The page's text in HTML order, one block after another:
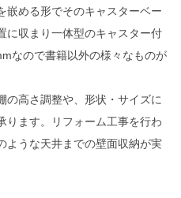
嵌める形でそのキャスターベー
に収まり一体型のキャスター付
なので書籍以外の様々なものが
の高さ調整や、形状・サイズに
ります。リフォーム工事を行わ
ような天井までの壁面収納が実